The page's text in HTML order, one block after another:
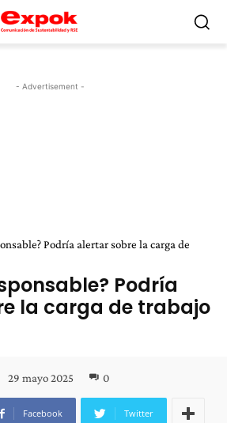
- Advertisement -
Podría alertar sobre la carga de
Podría
la carga de trabajo
29 mayo 2025 0
Facebook Twitter